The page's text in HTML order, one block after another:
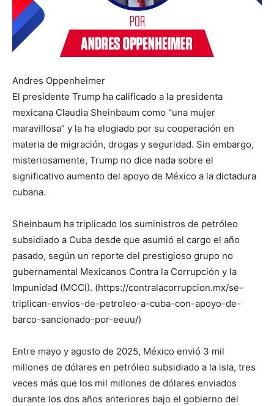
Andres Oppenheimer
El presidente Trump ha calificado a la presidenta
mexicana Claudia Sheinbaum como “una mujer
maravillosa” y la ha elogiado por su cooperación en
materia de migración, drogas y seguridad. Sin embargo,
misteriosamente, Trump no dice nada sobre el
significativo aumento del apoyo de México a la dictadura
cubana.
Sheinbaum ha triplicado los suministros de petróleo
subsidiado a Cuba desde que asumió el cargo el año
pasado, según un reporte del prestigioso grupo no
gubernamental Mexicanos Contra la Corrupción y la
Impunidad (MCCI). (https://contralacorrupcion.mx/se-
triplican-envios-de-petroleo-a-cuba-con-apoyo-de-
barco-sancionado-por-eeuu/)
Entre mayo y agosto de 2025, México envió 3 mil
millones de dólares en petróleo subsidiado a la isla, tres
veces más que los mil millones de dólares enviados
durante los dos años anteriores bajo el gobierno del